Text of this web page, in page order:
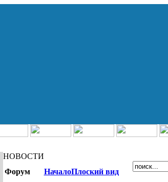
НОВОСТИ
Форум
НачалоПлоский вид